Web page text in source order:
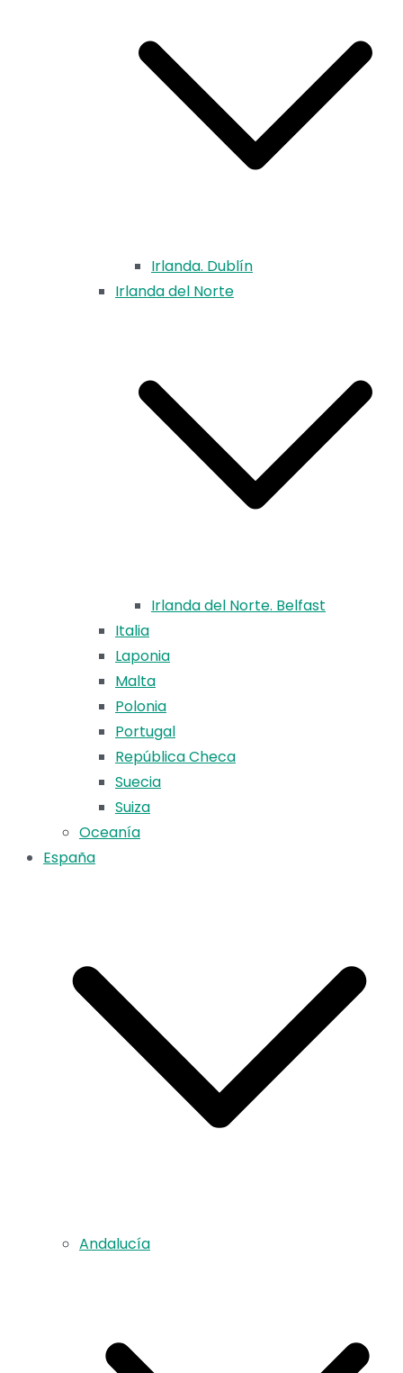
Irlanda. Dublín
Irlanda del Norte
Irlanda del Norte. Belfast
Italia
Laponia
Malta
Polonia
Portugal
República Checa
Suecia
Suiza
Oceanía
España
Andalucía